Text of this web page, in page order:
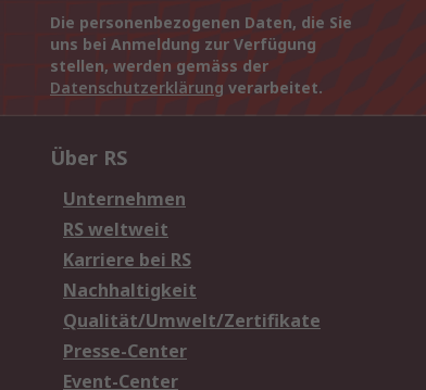
Die personenbezogenen Daten, die Sie
uns bei Anmeldung zur Verfügung
stellen, werden gemäss der
Datenschutzerklärung verarbeitet.
Über RS
Unternehmen
RS weltweit
Karriere bei RS
Nachhaltigkeit
Qualität/Umwelt/Zertifikate
Presse-Center
Event-Center